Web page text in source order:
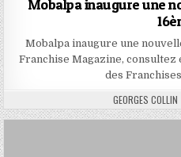
Mobalpa inaugure une
Mobalpa inaugure une
Franchise Magazine,
des
AUTHOR:
GEORGES COLLIN